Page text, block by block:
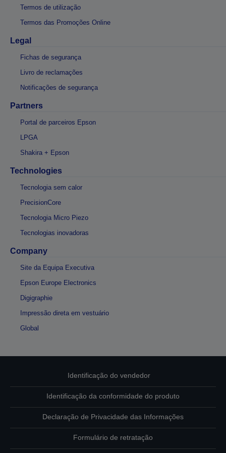
Termos de utilização
Termos das Promoções Online
Legal
Fichas de segurança
Livro de reclamações
Notificações de segurança
Partners
Portal de parceiros Epson
LPGA
Shakira + Epson
Technologies
Tecnologia sem calor
PrecisionCore
Tecnologia Micro Piezo
Tecnologias inovadoras
Company
Site da Equipa Executiva
Epson Europe Electronics
Digigraphie
Impressão direta em vestuário
Global
Identificação do vendedor
Identificação da conformidade do produto
Declaração de Privacidade das Informações
Formulário de retratação